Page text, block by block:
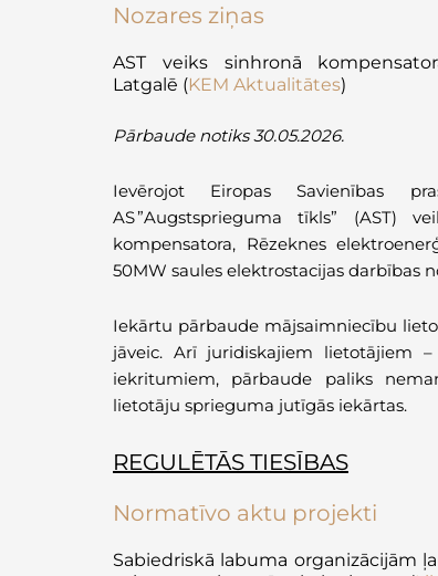
Nozares ziņas
AST veiks sinhronā
Latgalē (KEM Aktualitātes)
Pārbaude notiks 30.05.2026.
Ievērojot Eiropas Savienības
AS ”Augstsprieguma tīkls” (AST)
kompensatora, Rēzeknes
50MW saules elektrostacijas darbības
Iekārtu pārbaude mājsaimniecību
jāveic. Arī juridiskajiem lietotājiem
iekritumiem, pārbaude paliks
lietotāju sprieguma jutīgās iekārtas.
REGULĒTĀS TIESĪBAS
Normatīvo aktu projekti
Sabiedriskā labuma organizācijām